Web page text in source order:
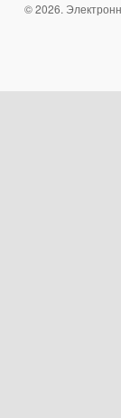
© 2026.